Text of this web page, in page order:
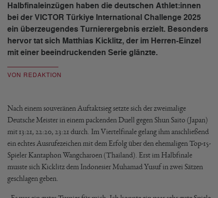
Halbfinaleinzügen haben die deutschen Athlet:innen
bei der VICTOR Türkiye International Challenge 2025
ein überzeugendes Turnierergebnis erzielt. Besonders
hervor tat sich Matthias Kicklitz, der im Herren-Einzel
mit einer beeindruckenden Serie glänzte.
VON REDAKTION
Nach einem souveränen Auftaktsieg setzte sich der zweimalige
Deutsche Meister in einem packenden Duell gegen Shun Saito (Japan)
mit 13:21, 22:20, 23:21 durch. Im Viertelfinale gelang ihm anschließend
ein echtes Ausrufezeichen mit dem Erfolg über den ehemaligen Top-15-
Spieler Kantaphon Wangcharoen (Thailand). Erst im Halbfinale
musste sich Kicklitz dem Indonesier Muhamad Yusuf in zwei Sätzen
geschlagen geben.